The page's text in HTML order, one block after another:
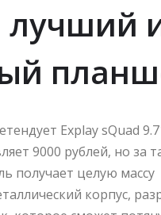
Explay sQuad
9000 рублей, но за
получает целую массу
корпус,